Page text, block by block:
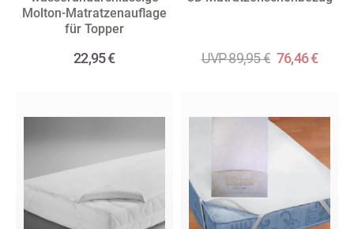
Molton-Matratzenauflage
für Topper
22,95 € UVP 89,95 € 76,46 €